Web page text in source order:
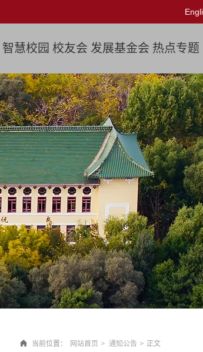
智慧校园 校友会 发展基金会 热点专题
当前位置： 网站首页 > 通知公告 > 正文